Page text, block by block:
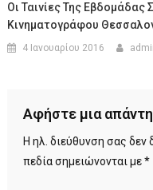
Οι Ταινίες Της Εβδομάδας
Κινηματογράφου
4 Ιανουαρίου 2016
Αφήστε μια
Η ηλ. διεύθυνση σας δεν
πεδία σημειώνονται με*